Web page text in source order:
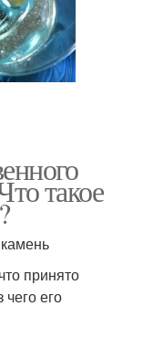
такое
принято
его